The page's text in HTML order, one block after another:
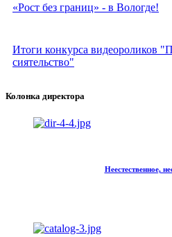
«Рост без границ» - в Вологде!
Итоги конкурса видеороликов
сиятельство"
Колонка директора
Неестественное,